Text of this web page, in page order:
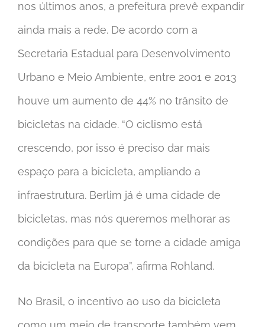
nos últimos anos, a prefeitura prevê expandir
ainda mais a rede. De acordo com a
Secretaria Estadual para Desenvolvimento
Urbano e Meio Ambiente, entre 2001 e 2013
houve um aumento de 44% no trânsito de
bicicletas na cidade. “O ciclismo está
crescendo, por isso é preciso dar mais
espaço para a bicicleta, ampliando a
infraestrutura. Berlim já é uma cidade de
bicicletas, mas nós queremos melhorar as
condições para que se torne a cidade amiga
da bicicleta na Europa”, afirma Rohland.
No Brasil, o incentivo ao uso da bicicleta